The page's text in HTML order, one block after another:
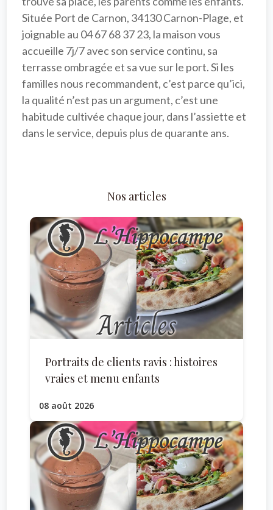
Située Port de Carnon, 34130 Carnon-Plage, et
joignable au 04 67 68 37 23, la maison vous
accueille 7j/7 avec son service continu
terrasse ombragée et sa vue sur le port. Si les
familles nous recommandent, c’est parce qu’ici,
la qualité n’est pas un argument, c’est une
habitude cultivée chaque jour, dans l’assiette et
dans le service, depuis plus de quarante ans.
Nos articles
Portraits de clients ravis : histoires
vraies et menu enfants
08 août 2026